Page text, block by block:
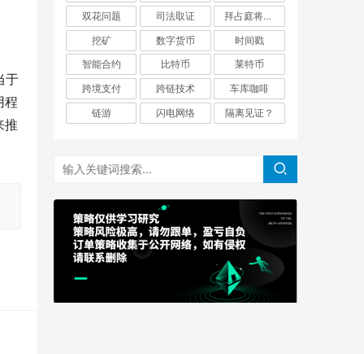
于
程
推
双花问题
司法取证
拜占庭将军问题
挖矿
数字货币
时间戳
智能合约
比特币
莱特币
跨境支付
跨链技术
车库咖啡
链游
闪电网络 隔离见证？